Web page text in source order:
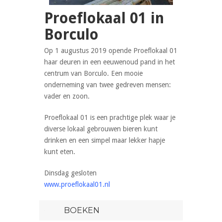
Proeflokaal 01 in
Borculo
Op 1 augustus 2019 opende Proeflokaal 01
haar deuren in een eeuwenoud pand in het
centrum van Borculo. Een mooie
onderneming van twee gedreven mensen:
vader en zoon.
Proeflokaal 01 is een prachtige plek waar je
diverse lokaal gebrouwen bieren kunt
drinken en een simpel maar lekker hapje
kunt eten.
Dinsdag gesloten
www.proeflokaal01.nl
BOEKEN